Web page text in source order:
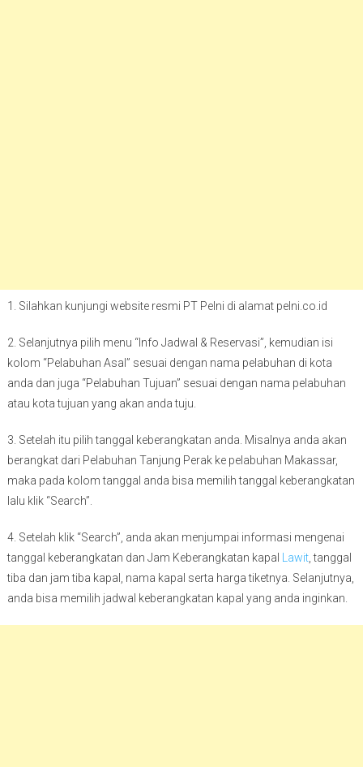
1. Silahkan kunjungi website resmi PT Pelni di alamat pelni.co.id
2. Selanjutnya pilih menu “Info Jadwal & Reservasi”, kemudian isi
kolom “Pelabuhan Asal” sesuai dengan nama pelabuhan di kota
anda dan juga “Pelabuhan Tujuan” sesuai dengan nama pelabuhan
atau kota tujuan yang akan anda tuju.
3. Setelah itu pilih tanggal keberangkatan anda. Misalnya anda akan
berangkat dari Pelabuhan Tanjung Perak ke pelabuhan Makassar,
maka pada kolom tanggal anda bisa memilih tanggal keberangkatan
lalu klik “Search”.
4. Setelah klik “Search”, anda akan menjumpai informasi mengenai
tanggal keberangkatan dan Jam Keberangkatan kapal Lawit, tanggal
tiba dan jam tiba kapal, nama kapal serta harga tiketnya. Selanjutnya,
anda bisa memilih jadwal keberangkatan kapal yang anda inginkan.